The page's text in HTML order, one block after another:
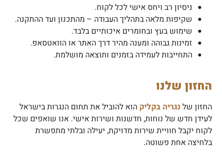
ניסיון רב ויחס אישי לכל לקוח.
שקיפות מלאה בתהליך העבודה – מהתכנון ועד ההתקנה.
שימוש בעץ ובחומרים איכותיים בלבד.
זמינות גבוהה ומענה מהיר דרך האתר או הוואטסאפ.
התחייבות לעמידה בזמנים ותוצאה מושלמת.
החזון שלנו
החזון של נגריה בקליק הוא להוביל את תחום הנגרות בישראל
לעידן חדש של נוחות, חדשנות ושירות אישי. אנו שואפים שכל
לקוח יקבל חוויית שירות מדויקת, יעילה ובלתי מתפשרת
בלחיצה אחת פשוטה.